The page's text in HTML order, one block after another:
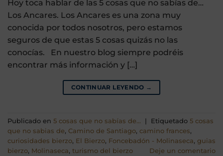
Hoy toca hablar de las 5 cosas que no sabías de…
Los Ancares. Los Ancares es una zona muy
conocida por todos nosotros, pero estamos
seguros de que estas 5 cosas quizás no las
conocías. En nuestro blog siempre podréis
encontrar más información y […]
CONTINUAR LEYENDO →
Publicado en 5 cosas que no sabías de... Etiquetado 5 cosas
que no sabias de, Camino de Santiago, camino frances,
curiosidades bierzo, El Bierzo, Foncebadón - Molinaseca, guias
bierzo, Molinaseca, turismo del bierzo Deje un comentario